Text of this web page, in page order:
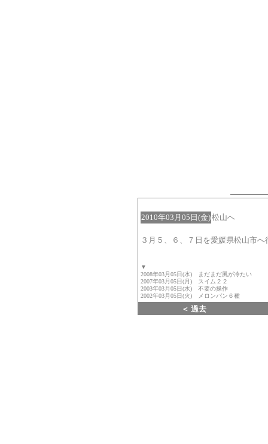
2010年03月05日(金)松山へ
３月５、６、７日を愛媛県松山市へ
▼
2008年03月05日(水) まだまだ風が冷たい
2007年03月05日(月) スイム２２
2003年03月05日(水) 不要の操作
2002年03月05日(火) メロンパン６種
＜ 過去